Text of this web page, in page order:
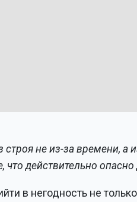
не из-за времени, а
что действительно
в негодность не